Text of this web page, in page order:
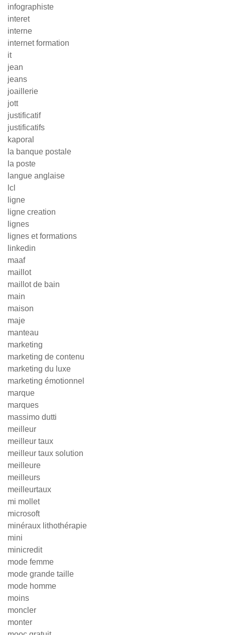
infographiste
interet
interne
internet formation
it
jean
jeans
joaillerie
jott
justificatif
justificatifs
kaporal
la banque postale
la poste
langue anglaise
lcl
ligne
ligne creation
lignes
lignes et formations
linkedin
maaf
maillot
maillot de bain
main
maison
maje
manteau
marketing
marketing de contenu
marketing du luxe
marketing émotionnel
marque
marques
massimo dutti
meilleur
meilleur taux
meilleur taux solution
meilleure
meilleurs
meilleurtaux
mi mollet
microsoft
minéraux lithothérapie
mini
minicredit
mode femme
mode grande taille
mode homme
moins
moncler
monter